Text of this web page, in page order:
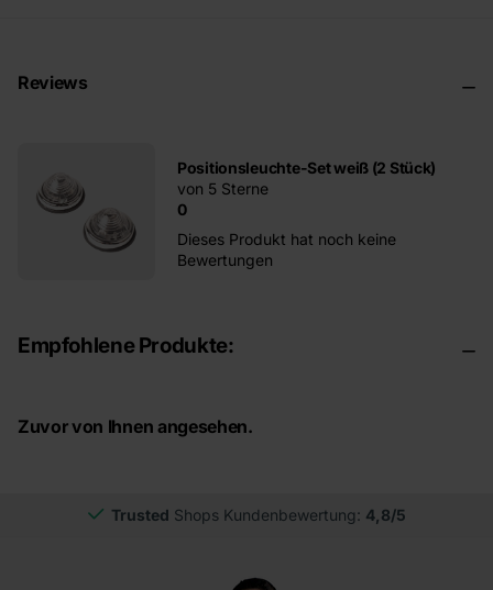
Reviews
Positionsleuchte-Set weiß (2 Stück)
0
von 5 Sterne
Dieses Produkt hat noch keine
Bewertungen
Empfohlene Produkte:
Zuvor von Ihnen angesehen.
Trusted Shops Kundenbewertung: 4,8/5